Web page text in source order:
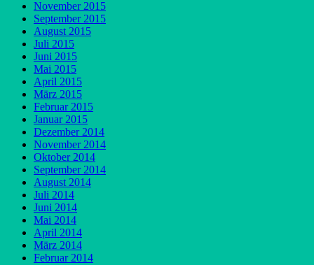
November 2015
September 2015
August 2015
Juli 2015
Juni 2015
Mai 2015
April 2015
März 2015
Februar 2015
Januar 2015
Dezember 2014
November 2014
Oktober 2014
September 2014
August 2014
Juli 2014
Juni 2014
Mai 2014
April 2014
März 2014
Februar 2014